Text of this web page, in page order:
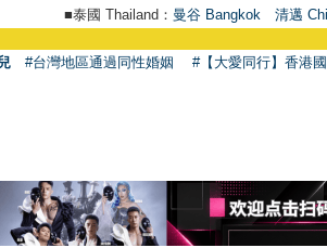
■泰國 Thailand： 曼谷 Bangkok
清邁
#台灣地區通過同性婚姻 #【大愛同行】香港